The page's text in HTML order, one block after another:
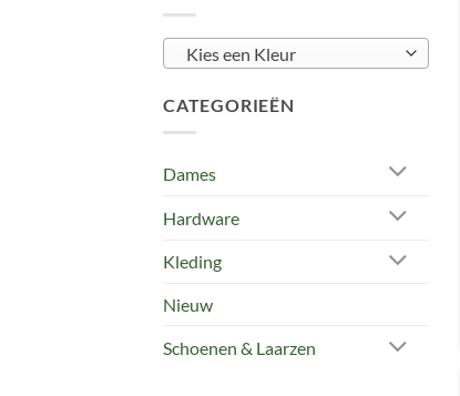
Kies een Kleur
CATEGORIEËN
Dames
Hardware
Kleding
Nieuw
Schoenen & Laarzen